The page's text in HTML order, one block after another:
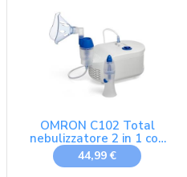
OMRON C102 Total
nebulizzatore 2 in 1 con
lavaggio nasale
44,99 €